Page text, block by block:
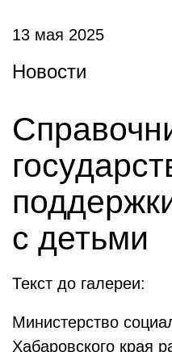
13 мая 2025
Новости
с детьми
Текст до галереи:
Министерство
Хабаровского края